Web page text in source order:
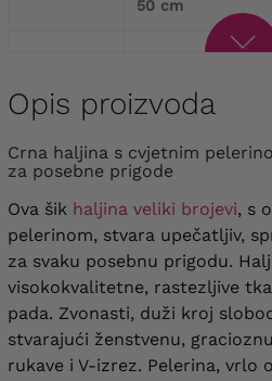
50 cm
opseg grudi 144
62
opseg prsa 152 cm
duljina 140 cm ,
58 cm
64
opseg prsa 156 cm
duljina 141 cm,
60 cm
Opis proizvoda
Crna haljina s cvjetnim pelerinom – elegantni komplet
za posebne prigode
Ova šik haljina veliki brojevi, s
pelerinom, stvara upečatljiv,
za svaku posebnu prigodu.
visokokvalitetne, rastezljive
pada. Zvonasti, duži kroj
stvarajući ženstvenu,
rukave i V-izrez. Pelerina, vrlo